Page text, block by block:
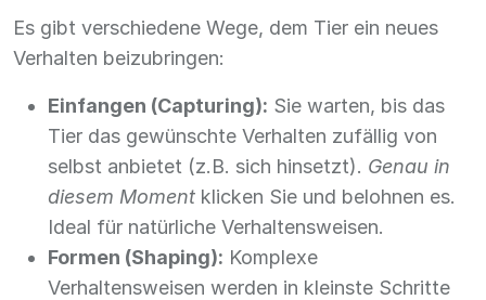
Es gibt verschiedene Wege, dem Tier ein neues
Verhalten beizubringen:
Einfangen (Capturing): Sie warten, bis das
Tier das gewünschte Verhalten zufällig von
selbst anbietet (z.B. sich hinsetzt). Genau in
diesem Moment klicken Sie und belohnen es.
Ideal für natürliche Verhaltensweisen.
Formen (Shaping): Komplexe
Verhaltensweisen werden in kleinste Schritte